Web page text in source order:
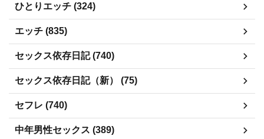
ひとりエッチ (324)
エッチ (835)
セックス依存日記 (740)
セックス依存日記（新） (75)
セフレ (740)
中年男性セックス (389)